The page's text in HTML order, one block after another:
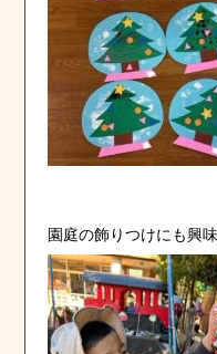
園庭の飾りつけにも興味